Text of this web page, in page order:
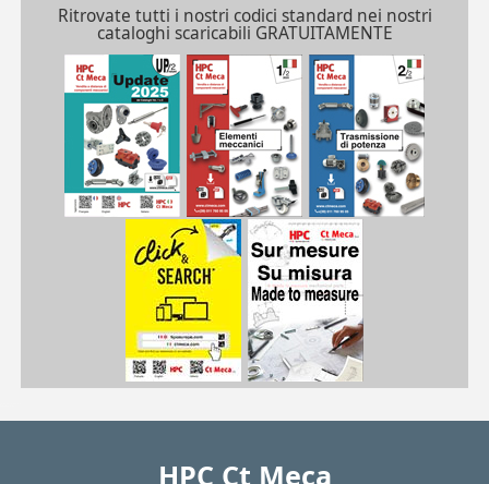
Ritrovate tutti i nostri codici standard nei nostri
cataloghi scaricabili GRATUITAMENTE
HPC Ct Meca